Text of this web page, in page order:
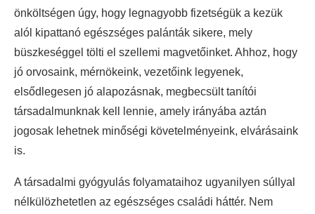
önköltségen úgy, hogy legnagyobb fizetségük a kezük
alól kipattanó egészséges palánták sikere, mely
büszkeséggel tölti el szellemi magvetőinket. Ahhoz, hogy
jó orvosaink, mérnökeink, vezetőink legyenek,
elsődlegesen jó alapozásnak, megbecsült tanítói
társadalmunknak kell lennie, amely irányába aztán
jogosak lehetnek minőségi követelményeink, elvárásaink
is.
A társadalmi gyógyulás folyamataihoz ugyanilyen súllyal
nélkülözhetetlen az egészséges családi háttér. Nem